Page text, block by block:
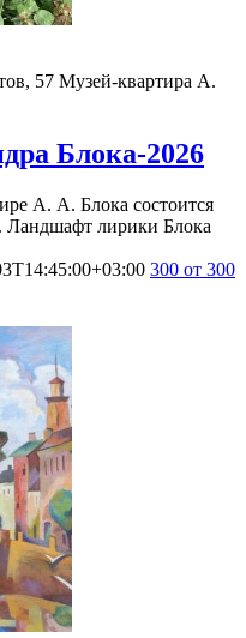
57 Музей-квартира А.
Блока-2026
А. А. Блока состоится
Ландшафт лирики Блока
300 от 300